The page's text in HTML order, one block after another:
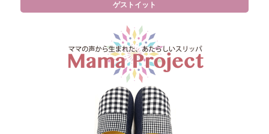
ゲストイット